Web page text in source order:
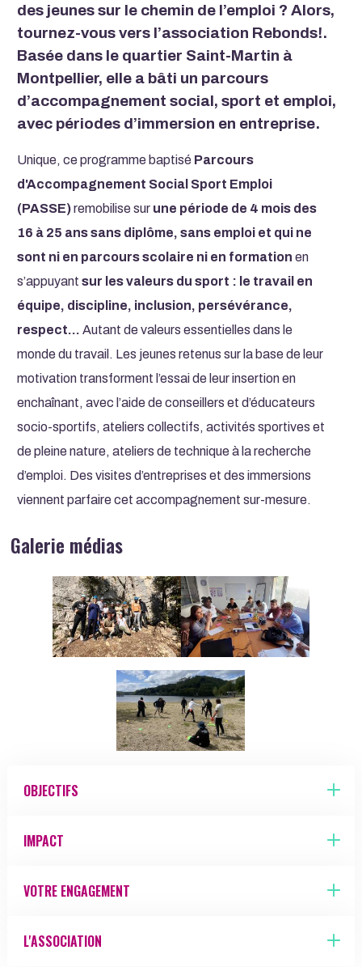
des jeunes sur le chemin de l’emploi ? Alors,
tournez-vous vers l’association Rebonds!.
Basée dans le quartier Saint-Martin à
Montpellier, elle a bâti un parcours
d’accompagnement social, sport et emploi,
avec périodes d’immersion en entreprise.
Unique, ce programme baptisé Parcours
d'Accompagnement Social Sport Emploi
(PASSE)remobilise sur une période de 4 mois des
16 à 25 ans sans diplôme, sans emploi et qui ne
sont ni en parcours scolaire ni en formation en
s’appuyantsur les valeurs du sport : le travail en
équipe, discipline, inclusion, persévérance,
respect… Autant de valeurs essentielles dans le
monde du travail. Les jeunes retenus sur la base de leur
motivation transforment l’essai de leur insertion en
enchaînant, avec l’aide de conseillers et d’éducateurs
socio-sportifs, ateliers collectifs, activités sportives et
de pleine nature, ateliers de technique à la recherche
d’emploi. Des visites d’entreprises et des immersions
viennent parfaire cet accompagnement sur-mesure.
Galerie médias
Image Image
Image
OBJECTIFS
IMPACT
VOTRE ENGAGEMENT
L'ASSOCIATION